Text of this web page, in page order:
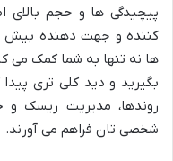
پیچیدگی ها و حجم بالای
کننده و جهت دهنده
ها نه تنها به شما کمک می
بگیرید و دید کلی تری پیدا
روندها، مدیریت ریسک و
شخصی تان فراهم می آورند.